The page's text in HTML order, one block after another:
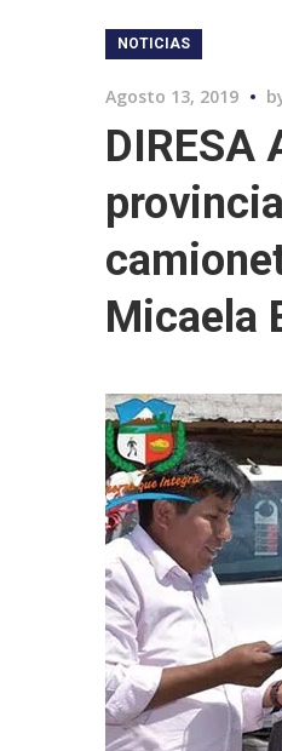
NOTICIAS
Agosto 13, 2019
DIRESA
Micaela